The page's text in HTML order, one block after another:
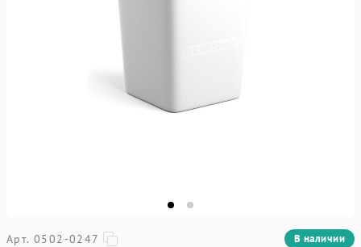
Арт. 0502-0247 В наличии